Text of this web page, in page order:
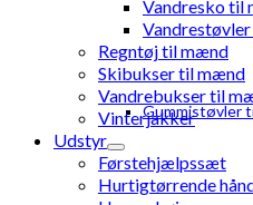
Gummistøvler
Vandresko til
Regntøj til mænd
Skibukser til mænd
Vandrebukser til
Vinterjakker
Udstyr
Førstehjælpssæt
Hurtigtørrende